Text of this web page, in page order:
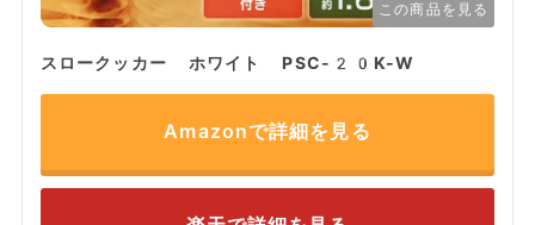
この商品を見る
スロークッカー ホワイト PSC-20K-W
Amazonで詳細を見る